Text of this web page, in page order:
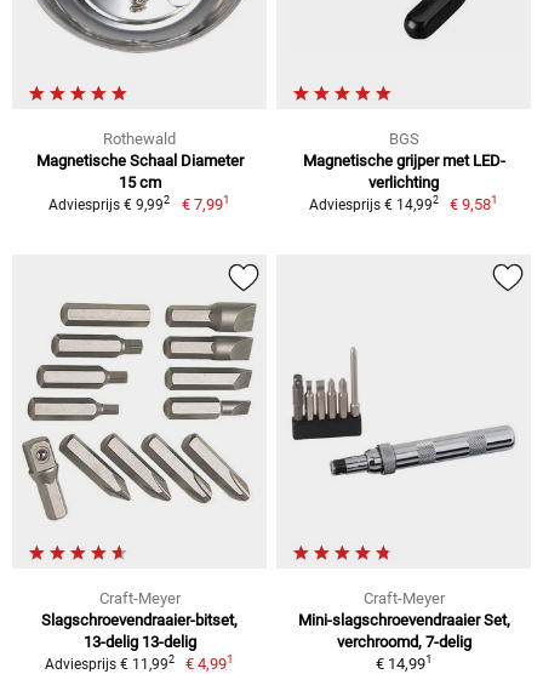
Rothewald
Magnetische Schaal Diameter
15 cm
Adviesprijs € 9,992 € 7,991
BGS
Magnetische grijper met LED-
verlichting
Adviesprijs € 14,992 € 9,581
Craft-Meyer
Slagschroevendraaier-bitset,
13-delig 13-delig
Adviesprijs € 11,992 € 4,991
Craft-Meyer
Mini-slagschroevendraaier Set,
verchroomd, 7-delig
€ 14,991